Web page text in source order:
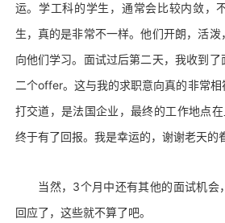
运。学工科的学生，通常会比较内敛，
生，真的是非常不一样。他们开朗，活
向他们学习。面试过后第二天，我收到
二个offer。这与我的求职意向真的非常
打交道，是法国企业，最终的工作地点
终于有了回报。我是幸运的，谢谢老天的
当然，3个月中还有其他的面试机会
回应了，这些就不算了吧。